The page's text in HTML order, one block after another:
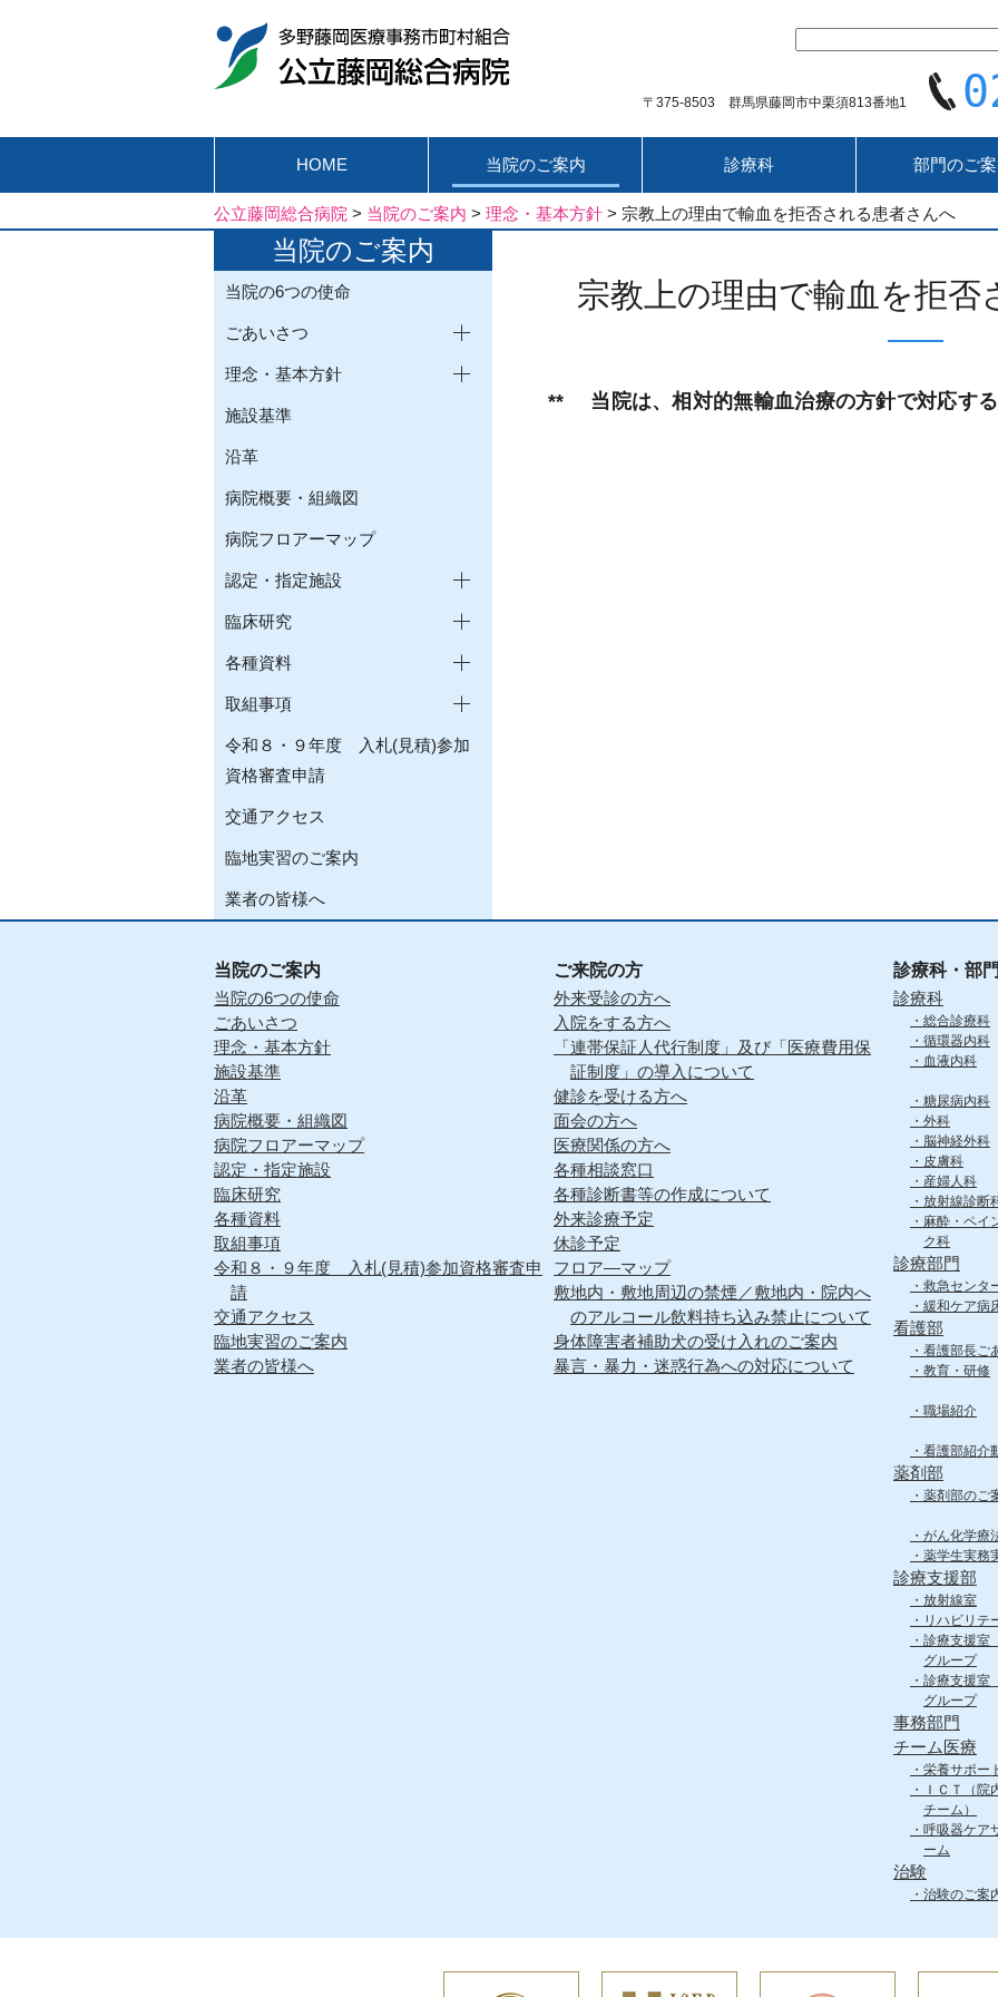
〒375-8503 群馬県藤岡市中栗須813番地1
HOME 当院のご案内 診療科 部門のご
公立藤岡総合病院 > 当院のご案内 > 理念・基本方針 > 宗教上の理由で輸血を拒否される患者さんへ
当院のご案内
当院の6つの使命
ごあいさつ
理念・基本方針
施設基準
沿革
病院概要・組織図
病院フロアーマップ
認定・指定施設
臨床研究
各種資料
取組事項
令和８・９年度 入札(見積)参加
資格審査申請
交通アクセス
臨地実習のご案内
業者の皆様へ
宗教上の理由で輸血を拒否
** 当院は、相対的無輸血治療の方針で対応す
当院のご案内
当院の6つの使命
ごあいさつ
理念・基本方針
施設基準
沿革
病院概要・組織図
病院フロアーマップ
認定・指定施設
臨床研究
各種資料
取組事項
令和８・９年度 入札(見積)参加資格審査申
請
交通アクセス
臨地実習のご案内
業者の皆様へ
ご来院の方
外来受診の方へ
入院をする方へ
「連帯保証人代行制度」及び「医療費用保
証制度」の導入について
健診を受ける方へ
面会の方へ
医療関係の方へ
各種相談窓口
各種診断書等の作成について
外来診療予定
休診予定
フロア―マップ
敷地内・敷地周辺の禁煙／敷地内・院内へ
のアルコール飲料持ち込み禁止について
身体障害者補助犬の受け入れのご案内
暴言・暴力・迷惑行為への対応について
診療科・部
診療科
総合診療科
循環器内科
血液内科
糖尿病内科
外科
脳神経外科
皮膚科
産婦人科
放射線診断
麻酔・ペイ
ク科
診療部門
救急センタ
緩和ケア病
看護部
看護部長ご
教育・研修
職場紹介
看護部紹介
薬剤部
薬剤部のご
がん化学療
薬学生実務
診療支援部
放射線室
リハビリテ
診療支援
グループ
診療支援
グループ
事務部門
チーム医療
栄養サポー
ＩＣＴ（院
チーム）
呼吸器ケア
ーム
治験
治験のご案